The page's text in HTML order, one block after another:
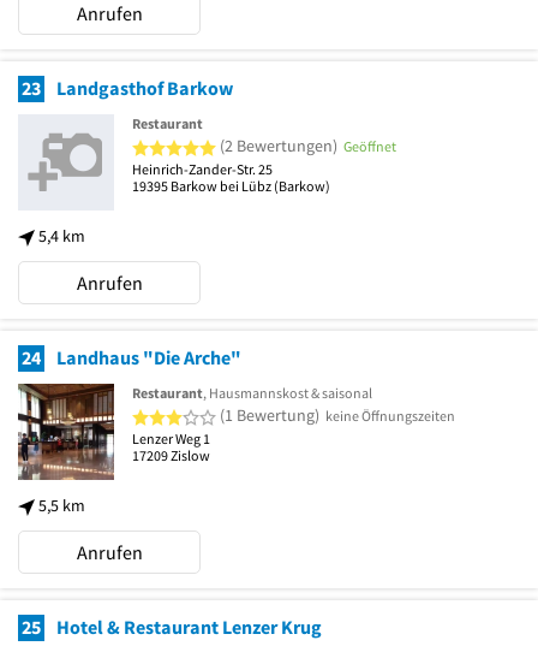
Anrufen
23 Landgasthof Barkow
5,4 km
Restaurant
5 von 5 Sternen
(2 Bewertungen) Geöffnet
Heinrich-Zander-Str. 25
19395 Barkow bei Lübz (Barkow)
Anrufen
24 Landhaus "Die Arche"
5,5 km
Restaurant, Hausmannskost & saisonal
3 von 5 Sternen
(1 Bewertung) keine Öffnungszeiten
Lenzer Weg 1
17209 Zislow
Anrufen
25 Hotel & Restaurant Lenzer Krug